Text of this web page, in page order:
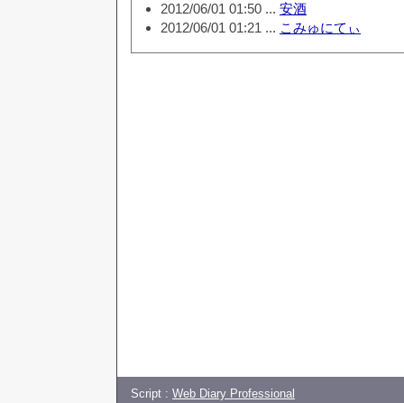
2012/06/01 01:50 ... 安酒
2012/06/01 01:21 ... こみゅにてぃ
Script : Web Diary Professional